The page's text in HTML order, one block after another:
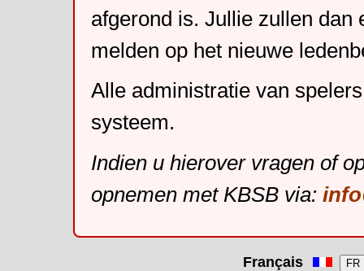
afgerond is. Jullie zullen dan
melden op het nieuwe
Alle administratie van
systeem.
Indien u hierover vragen of
opnemen met KBSB via:
Français